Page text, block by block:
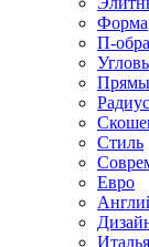
Форма
П-
Стиль
Евро